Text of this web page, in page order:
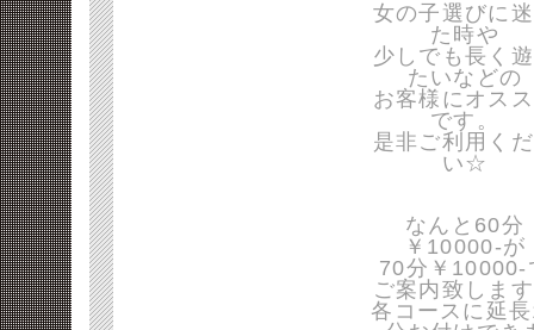
女の子選びに
た時や
少しでも長く
たいなどの
お客様にオス
です。
是非ご利用く
い☆
なんと60分
￥10000-が
70分￥10000-
ご案内致しま
各コースに延